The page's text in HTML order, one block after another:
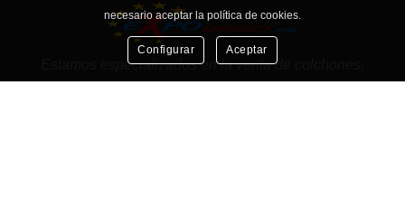
Estamos especializados en la venta de colchones,
necesario aceptar la política de cookies.
Configurar Aceptar